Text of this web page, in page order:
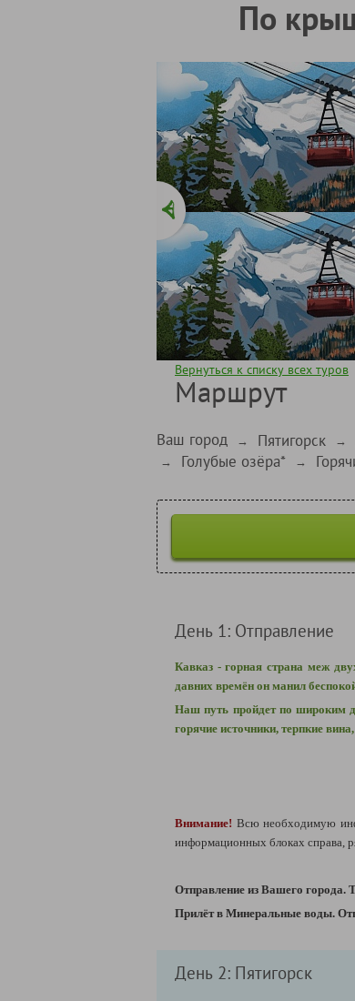
По
Вернуться к списку всех туров
Маршрут
Ваш город → Пятигорск →
→ Голубые озёра* →
День 1: Отправление
Кавказ - горная страна меж
давних времён он манил
Наш путь пройдет по широким
горячие источники, терпкие
Внимание! Всю необходимую
информационных блоках справа,
Отправление из Вашего города.
Прилёт в Минеральные воды.
День 2: Пятигорск